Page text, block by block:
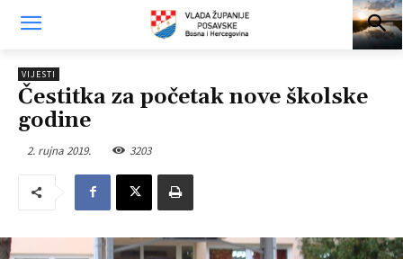
VIJESTI
Čestitka za početak nove školske
godine
2. rujna 2019. 3203